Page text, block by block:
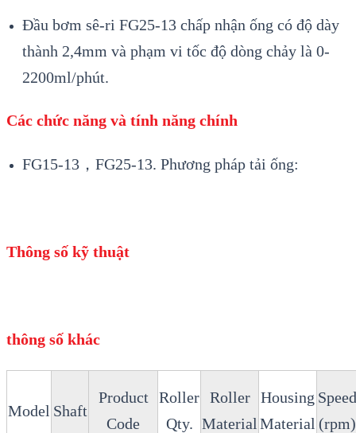
Đầu bơm sê-ri FG25-13 chấp nhận ống có độ dày
thành 2,4mm và phạm vi tốc độ dòng chảy là 0-
2200ml/phút.
Các chức năng và tính năng chính
FG15-13，FG25-13. Phương pháp tải ống:
Thông số kỹ thuật
thông số khác
Model Shaft
Product
Code
Roller
Qty.
Roller
Material
Housing
Material
Speed
(rpm)